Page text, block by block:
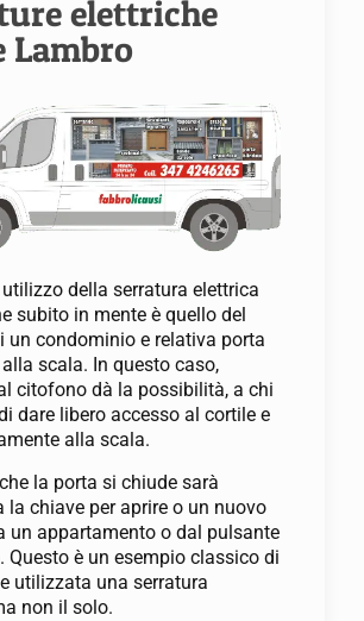
elettriche
Lambro
utilizzo della serratura elettrica
subito in mente è quello del
un condominio e relativa porta
alla scala. In questo caso,
citofono dà la possibilità, a chi
dare libero accesso al cortile e
alla scala.
la porta si chiude sarà
la chiave per aprire o un nuovo
un appartamento o dal pulsante
Questo è un esempio classico di
utilizzata una serratura
non il solo.